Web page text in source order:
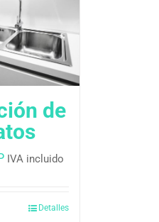
de
IVA incluido
Detalles